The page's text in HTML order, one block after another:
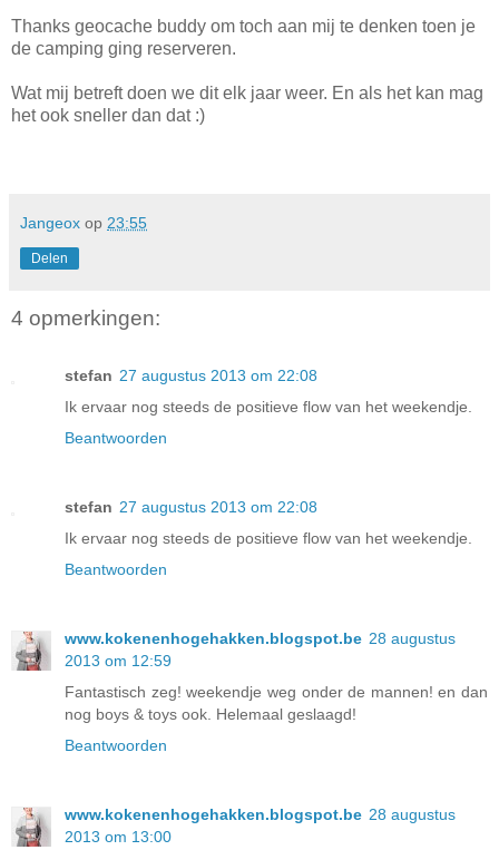
Thanks geocache buddy om toch aan mij te denken toen je
de camping ging reserveren.
Wat mij betreft doen we dit elk jaar weer. En als het kan mag
het ook sneller dan dat :)
Jangeox op 23:55
Delen
4 opmerkingen:
stefan 27 augustus 2013 om 22:08
Ik ervaar nog steeds de positieve flow van het weekendje.
Beantwoorden
stefan 27 augustus 2013 om 22:08
Ik ervaar nog steeds de positieve flow van het weekendje.
Beantwoorden
www.kokenenhogehakken.blogspot.be 28 augustus
2013 om 12:59
Fantastisch zeg! weekendje weg onder de mannen! en dan
nog boys & toys ook. Helemaal geslaagd!
Beantwoorden
www.kokenenhogehakken.blogspot.be 28 augustus
2013 om 13:00